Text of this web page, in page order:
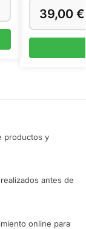
39,00 €
productos y
antes de
online para